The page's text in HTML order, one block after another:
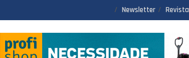
Newsletter Revista